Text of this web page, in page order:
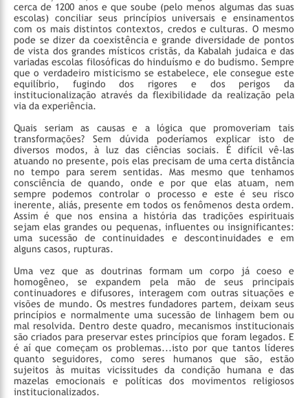
cerca de 1200 anos e que soube (pelo menos algumas das suas
escolas) conciliar seus princípios universais e ensinamentos
com os mais distintos contextos, credos e culturas. O mesmo
pode se dizer da coexistência e grande diversidade de pontos
de vista dos grandes místicos cristãs, da Kabalah judaica e das
variadas escolas filosóficas do hinduísmo e do budismo. Sempre
que o verdadeiro misticismo se estabelece, ele consegue este
equilíbrio, fugindo dos rigores e dos perigos da
institucionalização através da flexibilidade da realização pela
via da experiência.
Quais seriam as causas e a lógica que promoveriam tais
transformações? Sem dúvida poderíamos explicar isto de
diversos modos, à luz das ciências sociais. É difícil vê-las
atuando no presente, pois elas precisam de uma certa distância
no tempo para serem sentidas. Mas mesmo que tenhamos
consciência de quando, onde e por que elas atuam, nem
sempre podemos controlar o processo e este é seu risco
inerente, aliás, presente em todos os fenômenos desta ordem.
Assim é que nos ensina a história das tradições espirituais
sejam elas grandes ou pequenas, influentes ou insignificantes:
uma sucessão de continuidades e descontinuidades e em
alguns casos, rupturas.
Uma vez que as doutrinas formam um corpo já coeso e
homogêneo, se expandem pela mão de seus principais
continuadores e difusores, interagem com outras situações e
visões de mundo. Os mestres fundadores partem, deixam seus
princípios e normalmente uma sucessão de linhagem bem ou
mal resolvida. Dentro deste quadro, mecanismos institucionais
são criados para preservar estes princípios que foram legados. E
é aí que começam os problemas...isto por que tantos líderes
quanto seguidores, como seres humanos que são, estão
sujeitos às muitas vicissitudes da condição humana e das
mazelas emocionais e políticas dos movimentos religiosos
institucionalizados.